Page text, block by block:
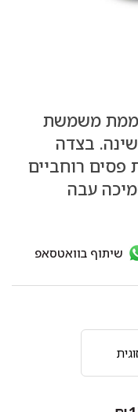
משמשת
בצדה
רוחביים
עבה